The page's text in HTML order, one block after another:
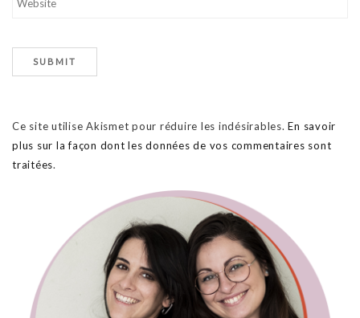
Ce site utilise Akismet pour réduire les indésirables.En savoir
plus sur la façon dont les données de vos commentaires sont
traitées.